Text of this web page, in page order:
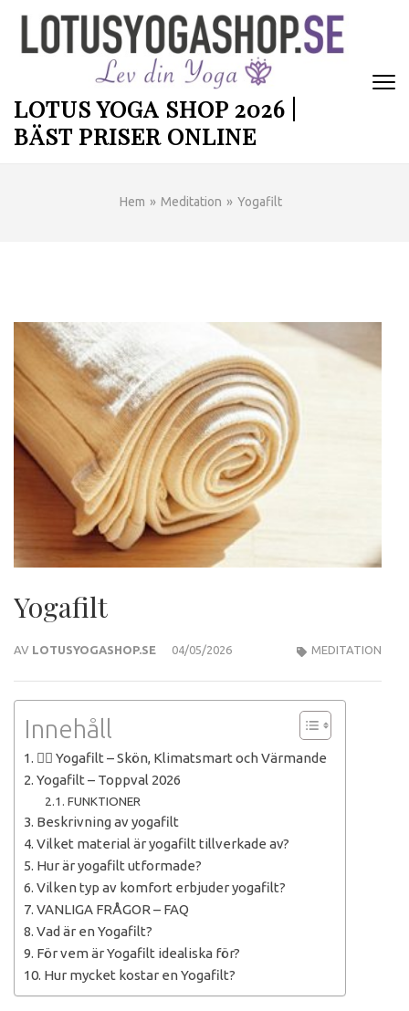
innehåll
enter)
LOTUS YOGA SHOP 2026 |
BÄST PRISER ONLINE
Hem » Meditation » Yogafilt
Yogafilt
AV LOTUSYOGASHOP.SE 04/05/2026 MEDITATION
Innehåll
🧘‍♀️ Yogafilt – Skön, Klimatsmart och Värmande
Yogafilt – Toppval 2026
FUNKTIONER
Beskrivning av yogafilt
Vilket material är yogafilt tillverkade av?
Hur är yogafilt utformade?
Vilken typ av komfort erbjuder yogafilt?
VANLIGA FRÅGOR – FAQ
Vad är en Yogafilt?
För vem är Yogafilt idealiska för?
Hur mycket kostar en Yogafilt?